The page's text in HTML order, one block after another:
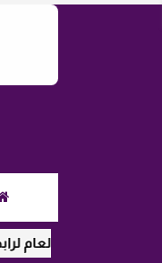
العام لرابطة